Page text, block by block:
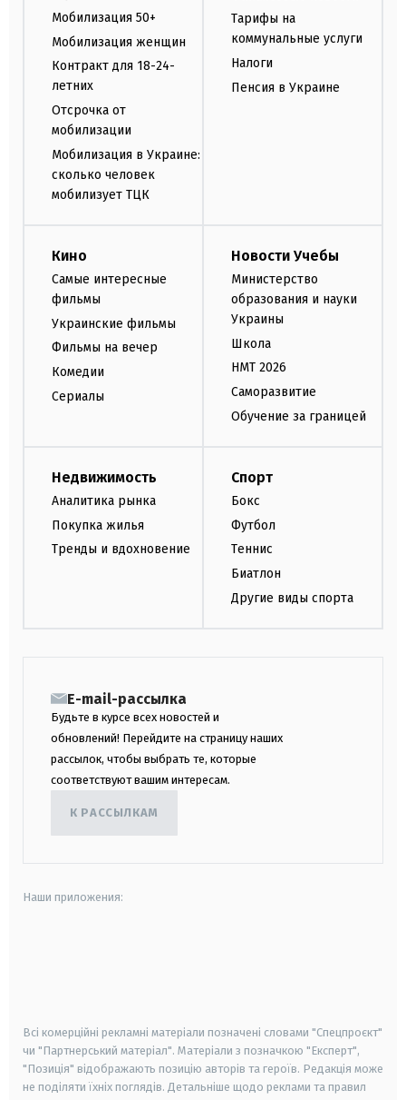
Мобилизация 50+
Мобилизация женщин
Контракт для 18-24-
летних
Отсрочка от
мобилизации
Мобилизация в Украине:
сколько человек
мобилизует ТЦК
Тарифы на
коммунальные услуги
Налоги
Пенсия в Украине
Кино
Самые интересные
фильмы
Украинские фильмы
Фильмы на вечер
Комедии
Сериалы
Новости Учебы
Министерство
образования и науки
Украины
Школа
НМТ 2026
Саморазвитие
Обучение за границей
Недвижимость
Аналитика рынка
Покупка жилья
Тренды и вдохновение
Спорт
Бокс
Футбол
Теннис
Биатлон
Другие виды спорта
E-mail-рассылка
Будьте в курсе всех новостей и
обновлений! Перейдите на страницу наших
рассылок, чтобы выбрать те, которые
соответствуют вашим интересам.
К РАССЫЛКАМ
Наши приложения:
Всі комерційні рекламні матеріали позначені словами "Спецпроєкт"
чи "Партнерський матеріал". Матеріали з позначкою "Експерт",
"Позиція" відображають позицію авторів та героїв. Редакція може
не поділяти їхніх поглядів. Детальніше щодо реклами та правил